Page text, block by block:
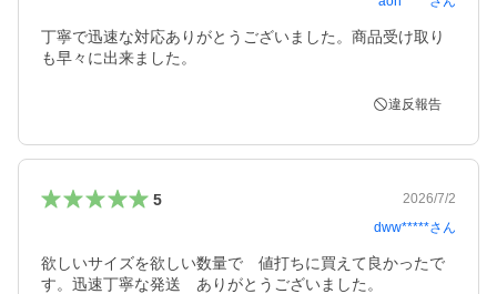
丁寧で迅速な対応ありがとうございました。商品受け取り
も早々に出来ました。
違反報告
5
2026/7/2
dww*****さん
欲しいサイズを欲しい数量で　値打ちに買えて良かったで
す。迅速丁寧な発送　ありがとうございました。